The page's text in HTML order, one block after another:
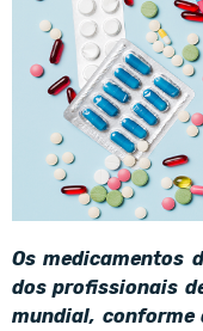
Os medicamentos
dos profissionais
mundial, conforme